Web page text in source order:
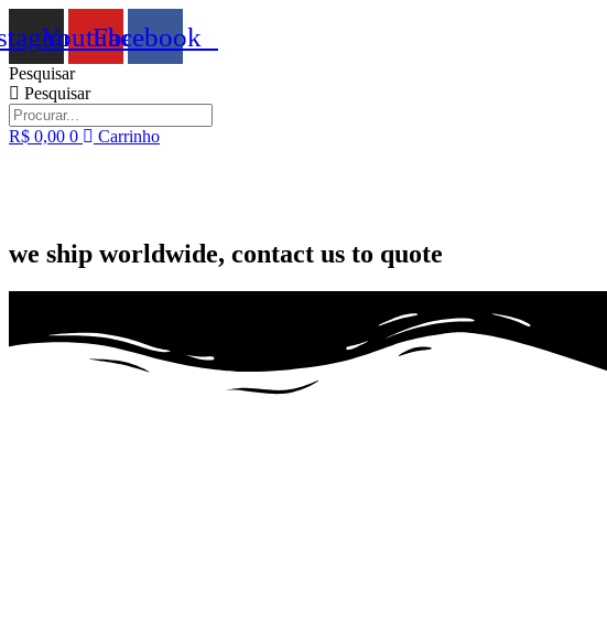
para
conteúdo
YoutubeFacebook
Pesquisar
Pesquisar
R$ 0,00 0 Carrinho
we ship worldwide, contact us to quote